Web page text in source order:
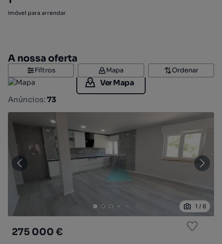
imóvel para arrendar
A nossa oferta
Filtros Mapa Ordenar
Ver Mapa
Anúncios: 73
1 / 8
275 000 €